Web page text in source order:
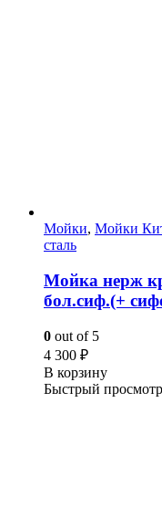
Мойки, Мойки
сталь
Мойка нерж
бол.сиф.(+
0 out of 5
4 300 ₽
В корзину
Быстрый просмотр